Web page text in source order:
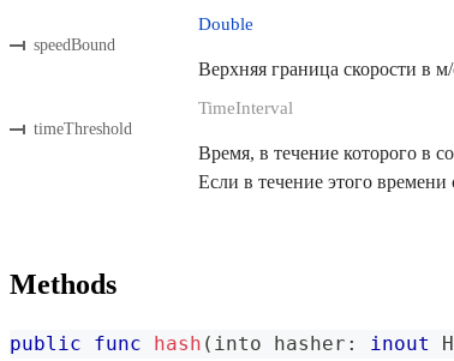
speedBound
Double
Верхняя граница скорости в
timeThreshold
TimeInterval
Время, в течение которого в
Если в течение этого
Methods
public func hash ( into hasher : inout